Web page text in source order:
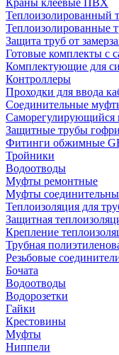
Теплоизолированный
Теплоизолированные
Защита труб от
Готовые комплекты с
Комплектующие для
Контроллеры
Проходки для ввода
Соединительные
Саморегулирующийся
Защитные трубы
Фитинги обжимные
Тройники
Водоотводы
Муфты ремонтные
Муфты
Теплоизоляция для
Защитная
Крепление
Трубная
Резьбовые
Бочата
Водоотводы
Водорозетки
Гайки
Крестовины
Муфты
Ниппели